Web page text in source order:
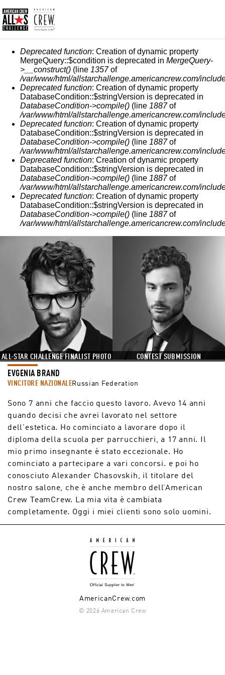
MESSAGGIO DI ERRORE
Deprecated function: Creation of dynamic property
MergeQuery::$condition is deprecated in MergeQuery-
>__construct() (line 1357of
/var/www/html/allstarchallenge.americancrew.com/
Deprecated function: Creation of dynamic property
DatabaseCondition::$stringVersion is deprecated in
DatabaseCondition->compile() (line 1887of
/var/www/html/allstarchallenge.americancrew.com/
Deprecated function: Creation of dynamic property
DatabaseCondition::$stringVersion is deprecated in
DatabaseCondition->compile() (line 1887of
/var/www/html/allstarchallenge.americancrew.com/
Deprecated function: Creation of dynamic property
DatabaseCondition::$stringVersion is deprecated in
DatabaseCondition->compile() (line 1887of
/var/www/html/allstarchallenge.americancrew.com/
Deprecated function: Creation of dynamic property
DatabaseCondition::$stringVersion is deprecated in
DatabaseCondition->compile() (line 1887of
/var/www/html/allstarchallenge.americancrew.com/
ALL-STAR CHALLENGE FINALIST PHOTO CONTEST SUBMISSION
EVGENIA BRAND
VINCITORE NAZIONALERussian Federation
Sono 7 anni che faccio questo lavoro. Avevo 14 anni
quando decisi che avrei lavorato nel settore
dell'estetica. Ho cominciato a lavorare dopo il
diploma della scuola per parrucchieri, a 17 anni. Il
mio primo insegnante è stato eccezionale. Ho
cominciato a partecipare a vari concorsi. e poi ho
conosciuto Alexander Chasovskih, il titolare del
nostro salone, che è anche membro dell’American
Crew TeamCrew. La mia vita è cambiata
completamente. Oggi i miei clienti sono solo uomini.
AmericanCrew.com
© 2026 American Crew